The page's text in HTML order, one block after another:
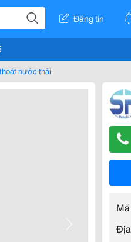
Đăng tin
nước thải